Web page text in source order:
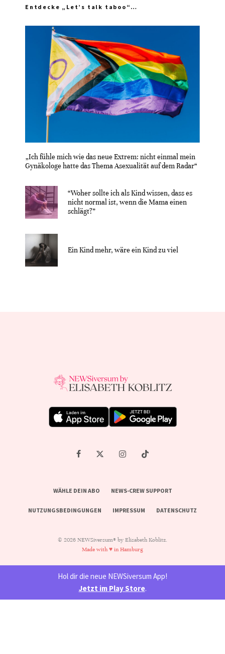
Entdecke „Let’s talk taboo“…
„Ich fühle mich wie das neue Extrem: nicht einmal mein
Gynäkologe hatte das Thema Asexualität auf dem Radar“
“Woher sollte ich als Kind wissen, dass es
nicht normal ist, wenn die Mama einen
schlägt?”
Ein Kind mehr, wäre ein Kind zu viel
WÄHLE DEIN ABO NEWS-CREW SUPPORT
NUTZUNGSBEDINGUNGEN IMPRESSUM DATENSCHUTZ
© 2026 NEWSiversum® by Elisabeth Koblitz.
Made with ♥ in Hamburg
Hol dir die neue NEWSiversum App!
Jetzt im Play Store.